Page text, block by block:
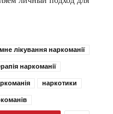
лікування наркоманії
наркоманії
наркотики